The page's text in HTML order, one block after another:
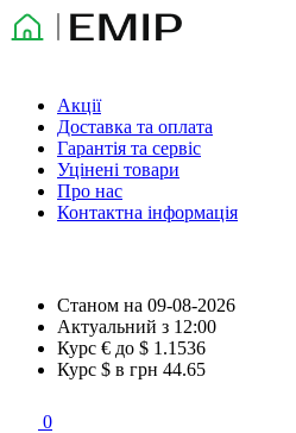
Акції
Доставка та оплата
Гарантія та сервіс
Уцінені товари
Про нас
Контактна інформація
Станом на 09-08-2026
Актуальний з 12:00
Курс € до $ 1.1536
Курс $ в грн 44.65
0